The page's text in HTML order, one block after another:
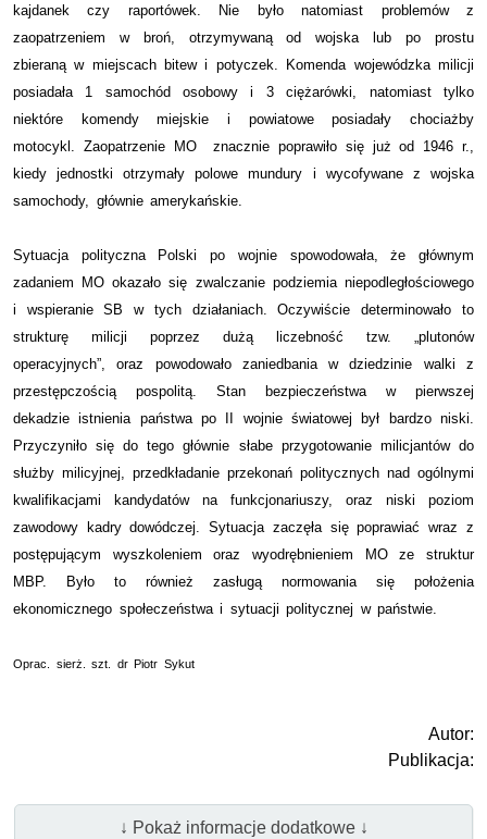
kajdanek czy raportówek. Nie było natomiast problemów z
zaopatrzeniem w broń, otrzymywaną od wojska lub po prostu
zbieraną w miejscach bitew i potyczek. Komenda wojewódzka milicji
posiadała 1 samochód osobowy i 3 ciężarówki, natomiast tylko
niektóre komendy miejskie i powiatowe posiadały chociażby
motocykl. Zaopatrzenie MO znacznie poprawiło się już od 1946 r.,
kiedy jednostki otrzymały polowe mundury i wycofywane z wojska
samochody, głównie amerykańskie.
Sytuacja polityczna Polski po wojnie spowodowała, że głównym
zadaniem MO okazało się zwalczanie podziemia niepodległościowego
i wspieranie SB w tych działaniach. Oczywiście determinowało to
strukturę milicji poprzez dużą liczebność tzw. „plutonów
operacyjnych”, oraz powodowało zaniedbania w dziedzinie walki z
przestępczością pospolitą. Stan bezpieczeństwa w pierwszej
dekadzie istnienia państwa po II wojnie światowej był bardzo niski.
Przyczyniło się do tego głównie słabe przygotowanie milicjantów do
służby milicyjnej, przedkładanie przekonań politycznych nad ogólnymi
kwalifikacjami kandydatów na funkcjonariuszy, oraz niski poziom
zawodowy kadry dowódczej. Sytuacja zaczęła się poprawiać wraz z
postępującym wyszkoleniem oraz wyodrębnieniem MO ze struktur
MBP. Było to również zasługą normowania się położenia
ekonomicznego społeczeństwa i sytuacji politycznej w państwie.
Oprac. sierż. szt. dr Piotr Sykut
Autor:
Publikacja:
↓ Pokaż informacje dodatkowe ↓